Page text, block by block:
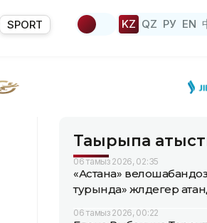
SPORT KZ QZ РУ EN
Тақырыпқа
06 тамыз 2026, 02:35
«Астана»
турында» жүлдегер
06 тамыз 2026, 00:22